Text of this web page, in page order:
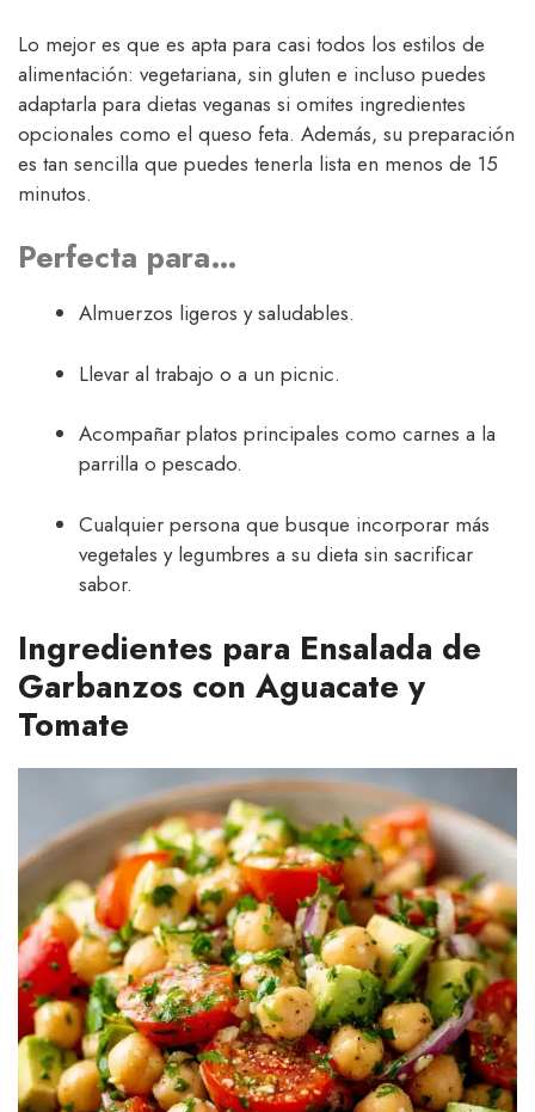
Lo mejor es que es apta para casi todos los estilos de
alimentación: vegetariana, sin gluten e incluso puedes
adaptarla para dietas veganas si omites ingredientes
opcionales como el queso feta. Además, su preparación
es tan sencilla que puedes tenerla lista en menos de 15
minutos.
Perfecta para…
Almuerzos ligeros y saludables.
Llevar al trabajo o a un picnic.
Acompañar platos principales como carnes a la
parrilla o pescado.
Cualquier persona que busque incorporar más
vegetales y legumbres a su dieta sin sacrificar
sabor.
Ingredientes para Ensalada de
Garbanzos con Aguacate y
Tomate